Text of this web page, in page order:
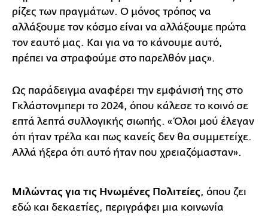
ρίζες των πραγμάτων. Ο μόνος τρόπος να
αλλάξουμε τον κόσμο είναι να αλλάξουμε πρώτα
τον εαυτό μας. Και για να το κάνουμε αυτό,
πρέπει να στραφούμε στο παρελθόν μας».
Ως παράδειγμα αναφέρει την εμφάνισή της στο
Γκλάστονμπερι το 2024, όπου κάλεσε το κοινό σε
επτά λεπτά συλλογικής σιωπής. «Όλοι μού έλεγαν
ότι ήταν τρέλα και πως κανείς δεν θα συμμετείχε.
Αλλά ήξερα ότι αυτό ήταν που χρειαζόμασταν».
Μιλώντας για τις Ηνωμένες Πολιτείες, όπου ζει
εδώ και δεκαετίες, περιγράφει μια κοινωνία